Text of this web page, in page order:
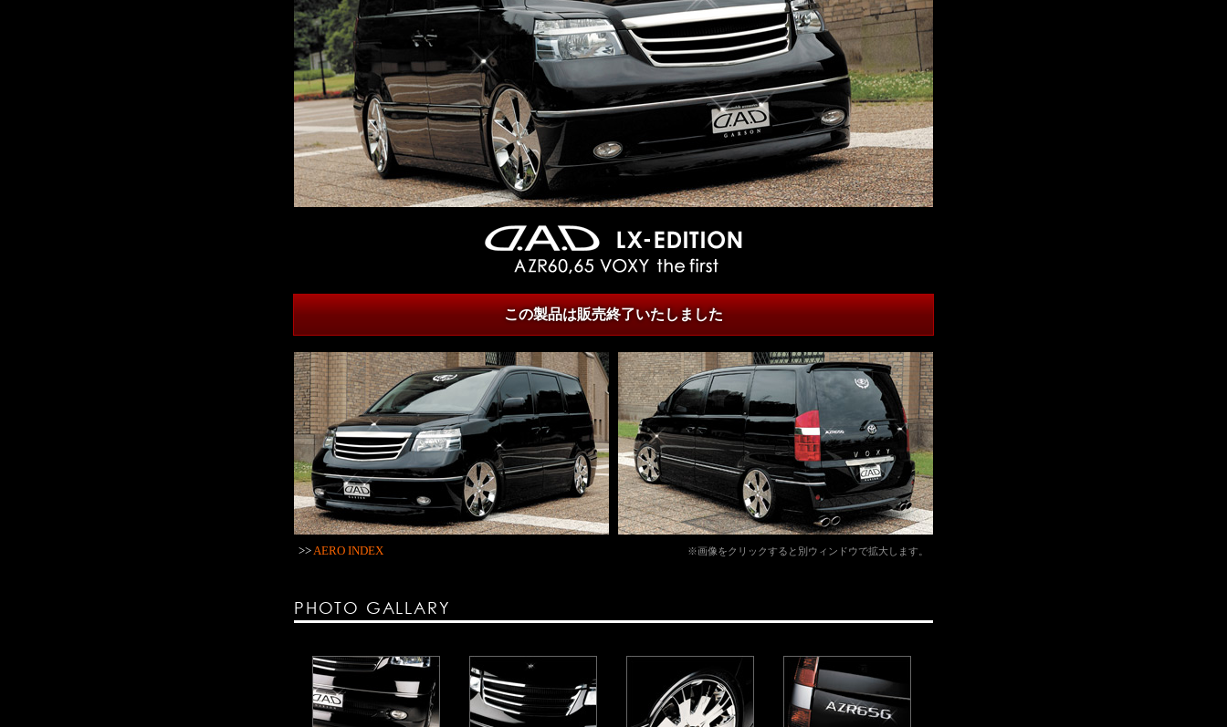
この製品は販売終了いたしました
>>AERO INDEX ※画像をクリックすると別ウィンドウで拡大します。
PHOTO GALLARY